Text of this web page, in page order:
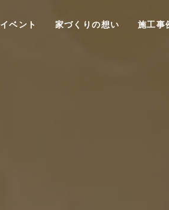
イベント 家づくりの想い 施工事